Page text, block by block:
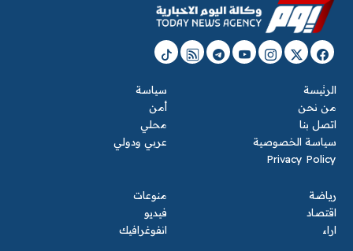
الرئيسة
من نحن
اتصل بنا
سياسة الخصوصية
Privacy Policy
سياسة
أمن
محلي
عربي ودولي
رياضة
اقتصاد
اراء
منوعات
فيديو
انفوغرافيك